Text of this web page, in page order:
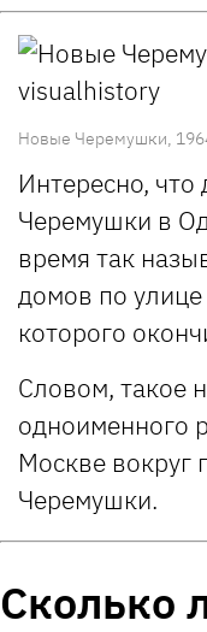
Новые Черемушки,
Интересно,
Черемушки в
время так
домов по
которого
Словом, такое
одноименного
Москве вокруг
Черемушки.
Сколько